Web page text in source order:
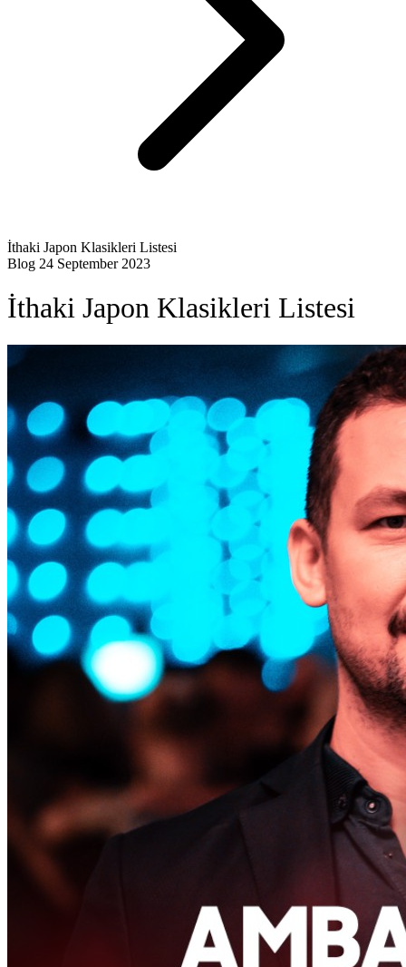
İthaki Japon Klasikleri Listesi
Blog 24 September 2023
İthaki Japon Klasikleri Listesi